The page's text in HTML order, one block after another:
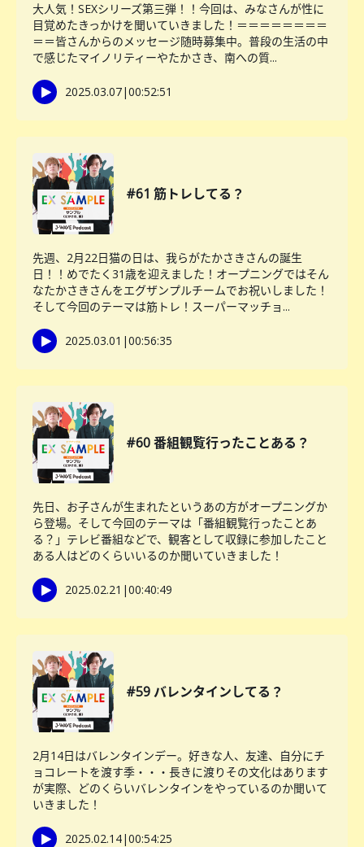
大人気！SEXシリーズ第三弾！！今回は、みなさんが性に
目覚めたきっかけを聞いていきました！＝＝＝＝＝＝＝＝
＝＝皆さんからのメッセージ随時募集中。普段の生活の中
で感じたマイノリティーやたかさき、南への質...
2025.03.07|00:52:51
#61 筋トレしてる？
先週、2月22日猫の日は、我らがたかさきさんの誕生
日！！めでたく31歳を迎えました！オープニングではそん
なたかさきさんをエグザンプルチームでお祝いしました！
そして今回のテーマは筋トレ！スーパーマッチョ...
2025.03.01 |00:56:35
#60 番組観覧行ったことある？
先日、お子さんが生まれたというあの方がオープニングか
ら登場。そして今回のテーマは「番組観覧行ったことあ
る？」テレビ番組などで、観客として収録に参加したこと
ある人はどのくらいいるのか聞いていきました！
2025.02.21 |00:40:49
#59 バレンタインしてる？
2月14日はバレンタインデー。好きな人、友達、自分にチ
ョコレートを渡す季・・・長きに渡りその文化はあります
が実際、どのくらいバレンタインをやっているのか聞いて
いきました！
2025.02.14|00:54:25